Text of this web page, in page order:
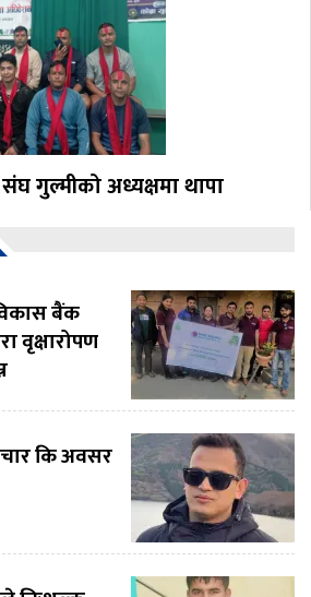
गुल्मीको अध्यक्षमा थापा
बैंक
वृक्षारोपण
कि अवसर